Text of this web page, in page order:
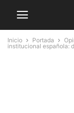
Inicio Portada
institucional española: